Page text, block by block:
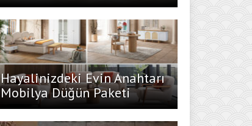
Hayalinizdeki Evin Anahtarı
Mobilya Düğün Paketi